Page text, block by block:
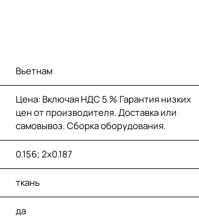
Вьетнам
Цена: Включая НДС 5 % Гарантия низких
цен от производителя. Доставка или
самовывоз. Сборка оборудования.
0.156; 2х0.187
ткань
да